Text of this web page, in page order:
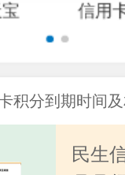
信用
积分到期时间
民生